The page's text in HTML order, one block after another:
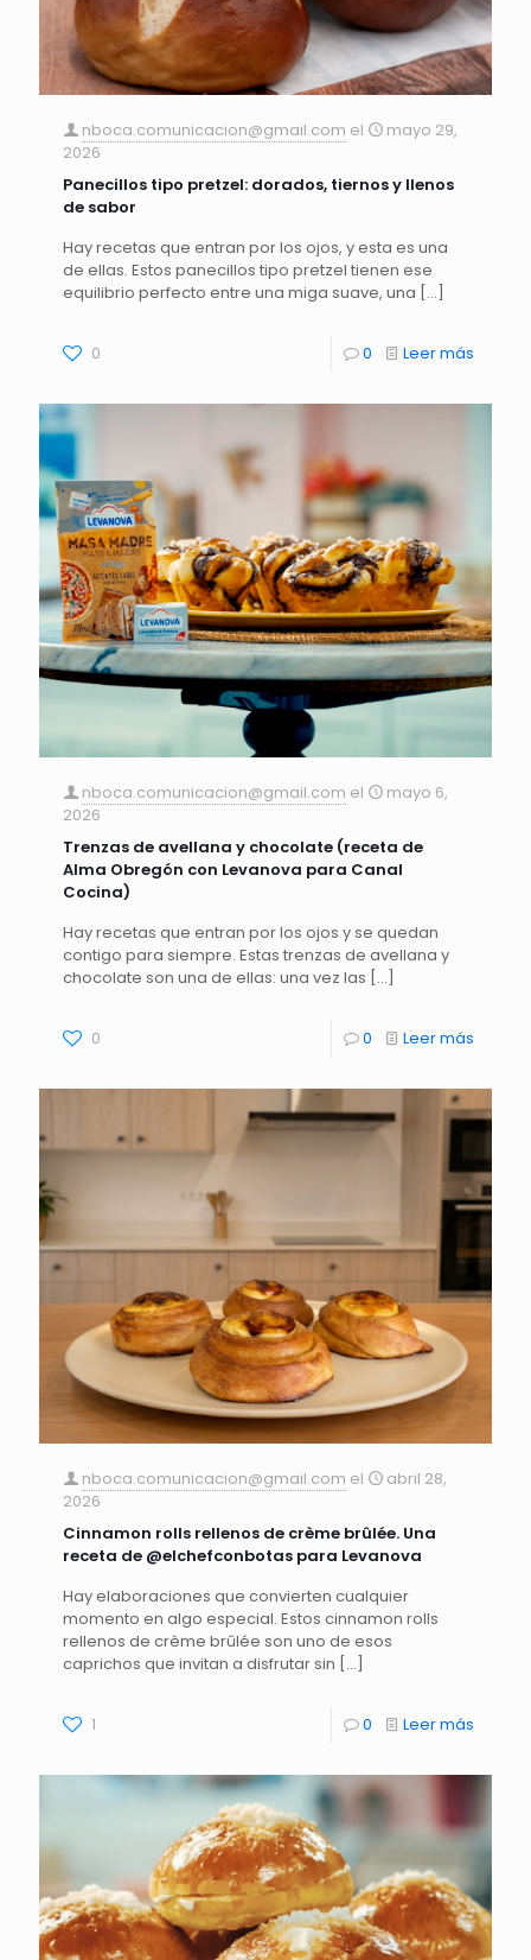
nboca.comunicacion@gmail.com el
mayo 29,
2026
Panecillos tipo pretzel: dorados, tiernos y llenos
de sabor
Hay recetas que entran por los ojos, y esta es una
de ellas. Estos panecillos tipo pretzel tienen ese
equilibrio perfecto entre una miga suave, una […]
0 0 Leer más
nboca.comunicacion@gmail.com el
mayo 6,
2026
Trenzas de avellana y chocolate (receta de
Alma Obregón con Levanova para Canal
Cocina)
Hay recetas que entran por los ojos y se quedan
contigo para siempre. Estas trenzas de avellana y
chocolate son una de ellas: una vez las […]
0 0 Leer más
nboca.comunicacion@gmail.com el
abril 28,
2026
Cinnamon rolls rellenos de crème brûlée. Una
receta de @elchefconbotas para Levanova
Hay elaboraciones que convierten cualquier
momento en algo especial. Estos cinnamon rolls
rellenos de crème brûlée son uno de esos
caprichos que invitan a disfrutar sin […]
1 0 Leer más